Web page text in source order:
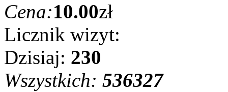
Cena:10.00zł
Licznik wizyt:
Dzisiaj: 230
Wszystkich: 536327